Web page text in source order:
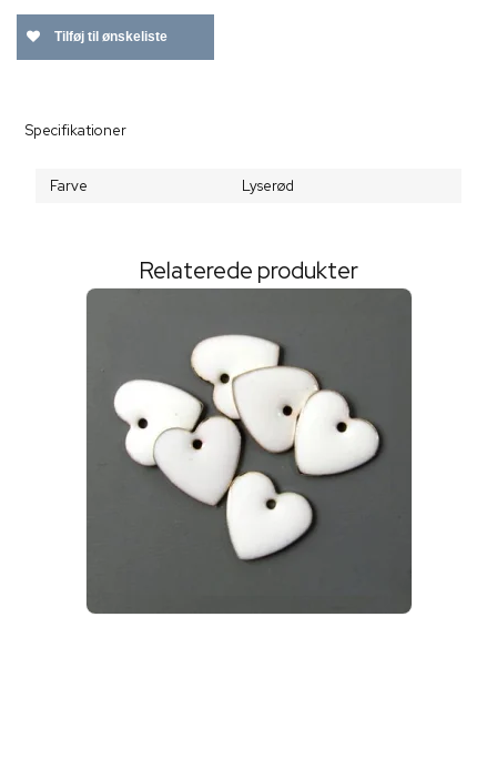
Tilføj til ønskeliste
Specifikationer
Farve Lyserød
Relaterede produkter